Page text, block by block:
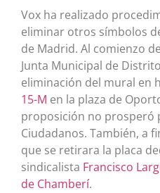
Vox ha realizado
eliminar otros símbolos
de Madrid.​ Al comienzo
Junta Municipal de
eliminación del mural en
15-M en la plaza de
proposición no prosperó
Ciudadanos.​ También, a
que se retirara la placa
sindicalista Francisco
de Chamberí.